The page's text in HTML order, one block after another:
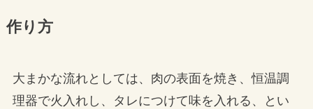
作り方
大まかな流れとしては、肉の表面を焼き、恒温調
理器で火入れし、タレにつけて味を入れる、とい